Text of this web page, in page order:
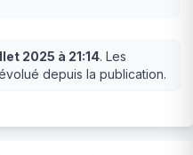
2025 à 21:14. Les
depuis la publication.